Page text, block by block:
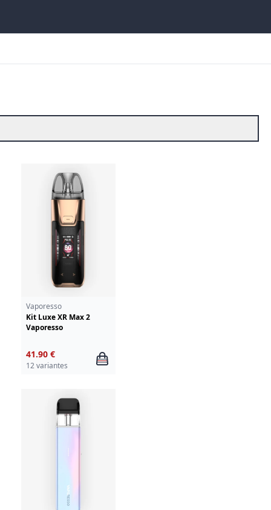
Vaporesso
Kit Luxe XR Max 2
Vaporesso
41.90 €
12 variantes